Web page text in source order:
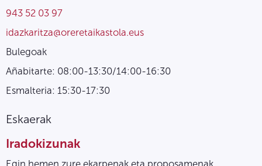
943 52 03 97
idazkaritza@oreretaikastola.eus
Bulegoak
Añabitarte: 08:00-13:30/14:00-16:30
Esmalteria: 15:30-17:30
Eskaerak
Iradokizunak
Egin hemen zure ekarpenak eta proposamenak.